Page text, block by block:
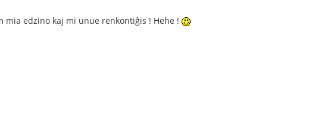
mia edzino kaj mi unue renkontiĝis ! Hehe !